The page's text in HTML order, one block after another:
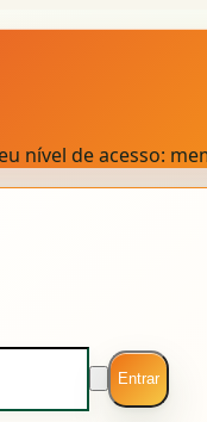
nível de acesso:
Entrar